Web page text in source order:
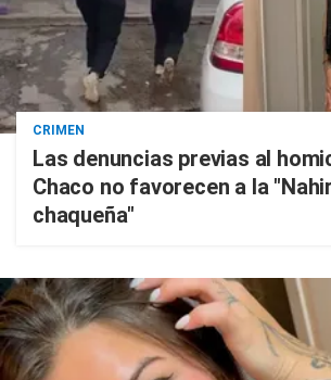
CRIMEN
Las denuncias previas al
Chaco no favorecen a la
chaqueña"